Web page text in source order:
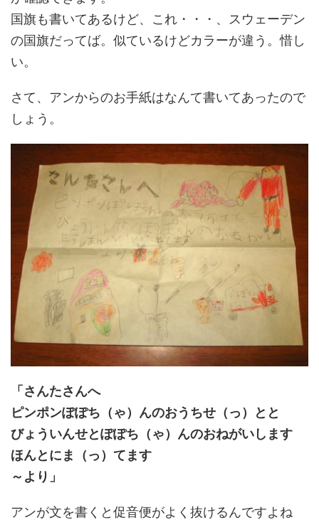
国旗も書いてあるけど、これ・・・、スウェーデン
の国旗だってば。似ているけどカラーが違う。惜し
い。
さて、アンからのお手紙はなんて書いてあったので
しょう。
「さんたさんへ
ピンポンぽぽち（ゃ）んのおうちせ（っ）とと
びょういんせとぽぽち（ゃ）んのおねがいします
ほんとにま（っ）てます
～より」
アンが文を書くと促音便がよく抜けるんですよね